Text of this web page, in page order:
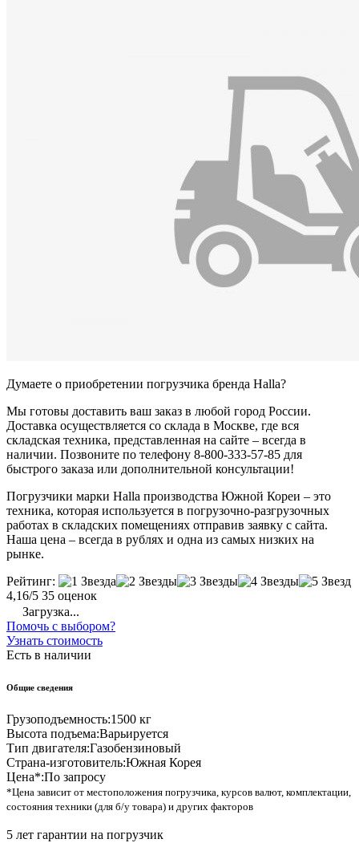
Думаете о приобретении погрузчика бренда Halla?
Мы готовы доставить ваш заказ в любой город России.
Доставка осуществляется со склада в Москве, где вся
складская техника, представленная на сайте – всегда в
наличии. Позвоните по телефону 8-800-333-57-85 для
быстрого заказа или дополнительной консультации!
Погрузчики марки Halla производства Южной Кореи – это
техника, которая используется в погрузочно-разгрузочных
работах в складских помещениях отправив заявку с сайта.
Наша цена – всегда в рублях и одна из самых низких на
рынке.
Рейтинг:
4,16/5 35 оценок
Загрузка...
Помочь с выбором?
Узнать стоимость
Есть в наличии
Общие сведения
Грузоподъемность:1500 кг
Высота подъема:Варьируется
Тип двигателя:Газобензиновый
Страна-изготовитель:Южная Корея
Цена*:По запросу
*Цена зависит от местоположения погрузчика, курсов валют, комплектации,
состояния техники (для б/у товара) и других факторов
5 лет гарантии на погрузчик